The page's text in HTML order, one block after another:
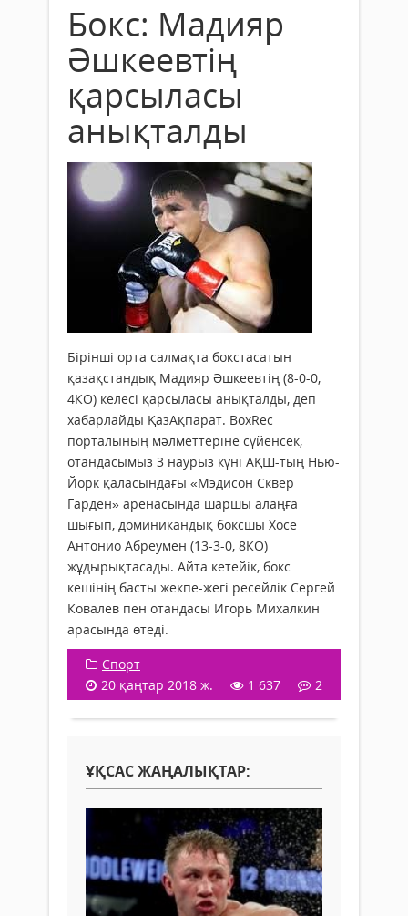
Бокс: Мадияр
Әшкеевтің
қарсыласы
анықталды
Бірінші орта салмақта бокстасатын
қазақстандық Мадияр Әшкеевтің (8-0-0,
4КО) келесі қарсыласы анықталды, деп
хабарлайды ҚазАқпарат. BoxRec
порталының мәлметтеріне сүйенсек,
отандасымыз 3 наурыз күні АҚШ-тың Нью-
Йорк қаласындағы «Мэдисон Сквер
Гарден» аренасында шаршы алаңға
шығып, доминикандық боксшы Хосе
Антонио Абреумен (13-3-0, 8КО)
жұдырықтасады. Айта кетейік, бокс
кешінің басты жекпе-жегі ресейлік Сергей
Ковалев пен отандасы Игорь Михалкин
арасында өтеді.
Спорт
20 қаңтар 2018 ж.
1 637 2
ҰҚСАС ЖАҢАЛЫҚТАР: